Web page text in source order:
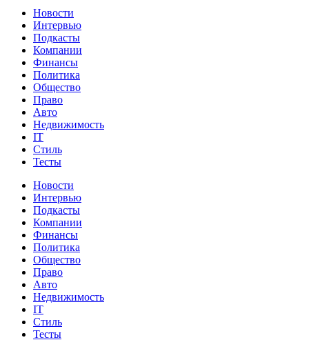
Новости
Интервью
Подкасты
Компании
Финансы
Политика
Общество
Право
Авто
Недвижимость
IT
Стиль
Тесты
Новости
Интервью
Подкасты
Компании
Финансы
Политика
Общество
Право
Авто
Недвижимость
IT
Стиль
Тесты